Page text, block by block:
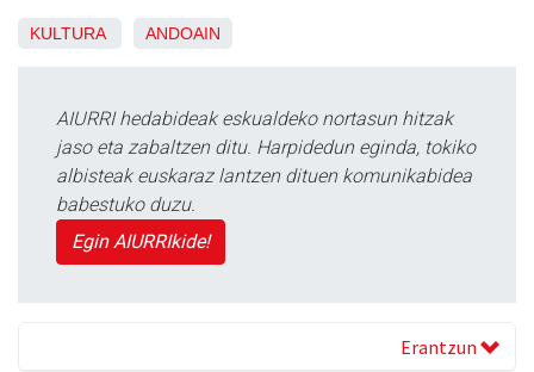
KULTURA ANDOAIN
AIURRI hedabideak eskualdeko nortasun hitzak
jaso eta zabaltzen ditu. Harpidedun eginda, tokiko
albisteak euskaraz lantzen dituen komunikabidea
babestuko duzu.
Egin AIURRIkide!
Erantzun